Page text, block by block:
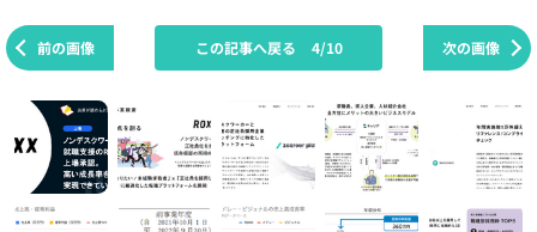
前の画像 次の画像
この記事へ戻る 4/10